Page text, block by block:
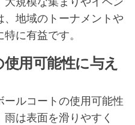
、地域のトーナメントや
に有益です。
用可能性に与え
ルコートの使用可能性
は表面を滑りやすく